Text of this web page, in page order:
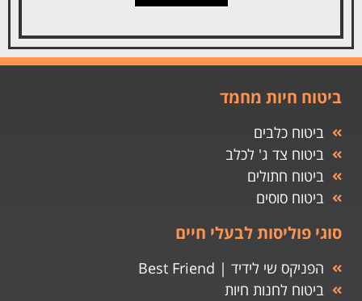
ביטוח חיות מחמד
ביטוח כלבים
ביטוח צד ג' לכלב
ביטוח חתולים
ביטוח סוסים
סוגי פוליסות לבעלי חיים
הפניקס שי לידיד | Best Friend
ביטוח לחנות חיות